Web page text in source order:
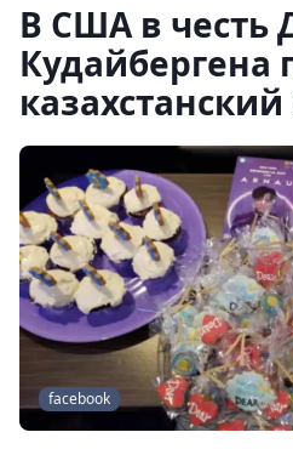
В США в честь
Кудайбергена
facebook